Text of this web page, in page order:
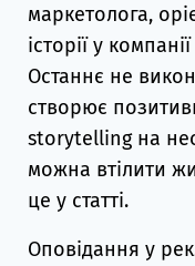
маркетолога,
історії у
Останнє не
створює
storytelling на
можна втілити
це у статті.
Оповідання у